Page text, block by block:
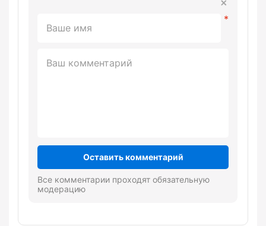
Оставить комментарий
Все комментарии проходят обязательную
модерацию